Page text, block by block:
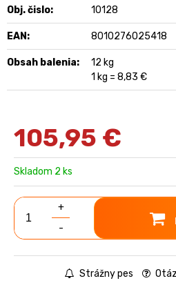
Obj. čislo: 10128
EAN: 8010276025418
Obsah balenia:
12 kg
1 kg = 8,83 €
105,95 €
Skladom 2 ks
+
-
Strážny pes